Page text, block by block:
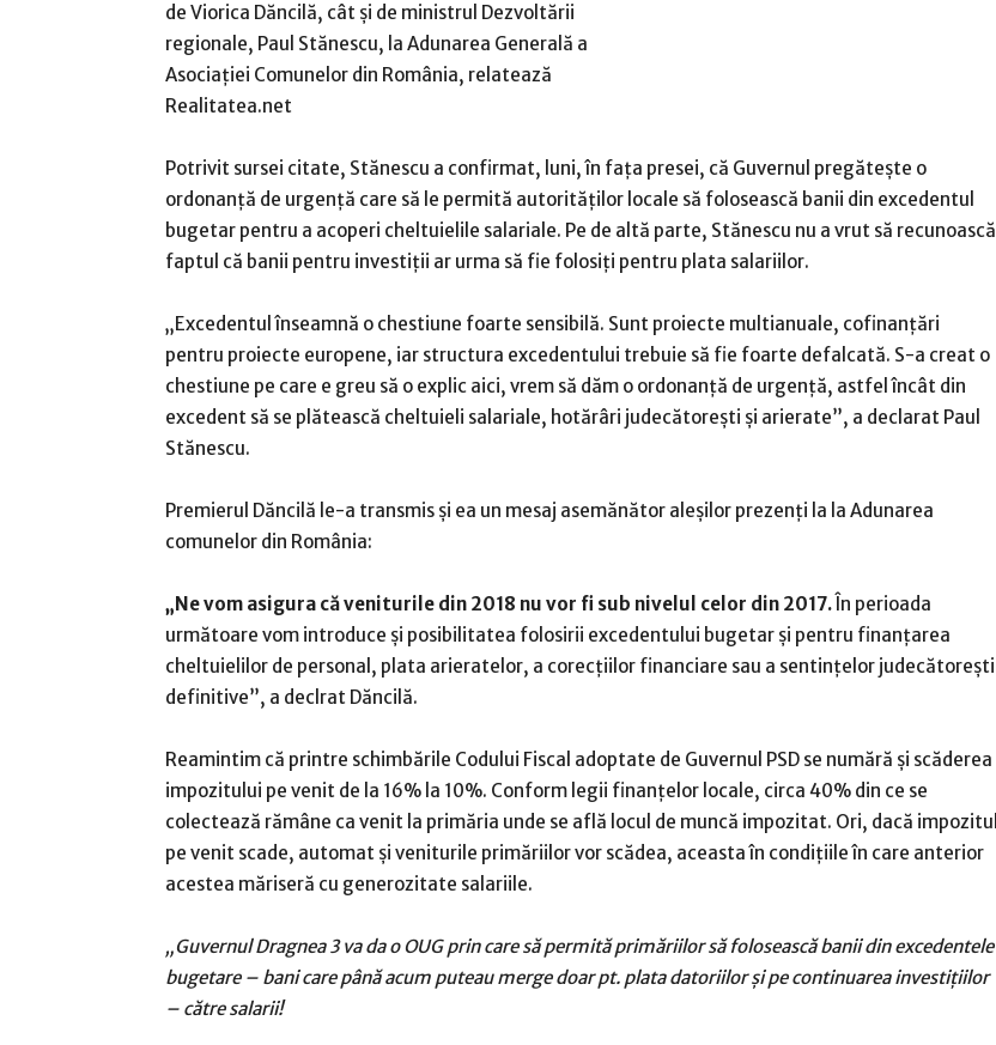
de Viorica Dăncilă, cât şi de ministrul Dezvoltării
regionale, Paul Stănescu, la Adunarea Generală a
Asociaţiei Comunelor din România, relatează
Realitatea.net
Potrivit sursei citate, Stănescu a confirmat, luni, în faţa presei, că Guvernul pregăteşte o
ordonanţă de urgenţă care să le permită autorităţilor locale să folosească banii din excedentul
bugetar pentru a acoperi cheltuielile salariale. Pe de altă parte, Stănescu nu a vrut să recunoască
faptul că banii pentru investiţii ar urma să fie folosiţi pentru plata salariilor.
„Excedentul înseamnă o chestiune foarte sensibilă. Sunt proiecte multianuale, cofinanţări
pentru proiecte europene, iar structura excedentului trebuie să fie foarte defalcată. S-a creat o
chestiune pe care e greu să o explic aici, vrem să dăm o ordonanţă de urgenţă, astfel încât din
excedent să se plătească cheltuieli salariale, hotărâri judecătoreşti şi arierate”, a declarat Paul
Stănescu.
Premierul Dăncilă le-a transmis şi ea un mesaj asemănător aleşilor prezenţi la la Adunarea
comunelor din România:
„Ne vom asigura că veniturile din 2018 nu vor fi sub nivelul celor din 2017. În perioada
următoare vom introduce şi posibilitatea folosirii excedentului bugetar şi pentru finanţarea
cheltuielilor de personal, plata arieratelor, a corecţiilor financiare sau a sentinţelor judecătoreşti
definitive”, a declrat Dăncilă.
Reamintim că printre schimbările Codului Fiscal adoptate de Guvernul PSD se numără şi scăderea
impozitului pe venit de la 16% la 10%. Conform legii finanţelor locale, circa 40% din ce se
colectează rămâne ca venit la primăria unde se află locul de muncă impozitat. Ori, dacă impozitul
pe venit scade, automat şi veniturile primăriilor vor scădea, aceasta în condiţiile în care anterior
acestea măriseră cu generozitate salariile.
„Guvernul Dragnea 3 va da o OUG prin care să permită primăriilor să folosească banii din excedentele
bugetare – bani care până acum puteau merge doar pt. plata datoriilor şi pe continuarea investiţiilor
– către salarii!